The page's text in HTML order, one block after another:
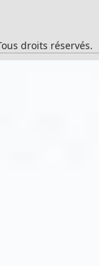
droits réservés.